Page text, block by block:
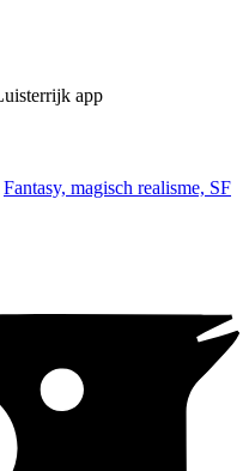
app
Fantasy, magisch realisme, SF